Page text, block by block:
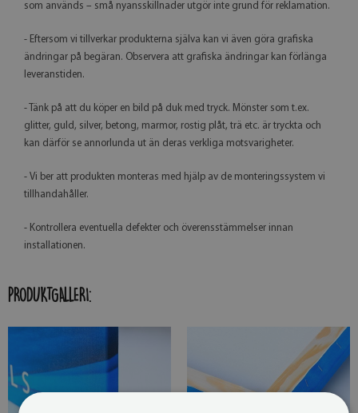
som används – små nyansskillnader utgör inte grund för reklamation.
- Eftersom vi tillverkar produkterna själva kan vi även göra grafiska
ändringar på begäran. Observera att grafiska ändringar kan förlänga
leveranstiden.
- Tänk på att du köper en bild på duk med tryck. Mönster som t.ex.
glitter, guld, silver, betong, marmor, rostig plåt, trä etc. är tryckta och
kan därför se annorlunda ut än deras verkliga motsvarigheter.
- Vi ber att produkten monteras med hjälp av de monteringssystem vi
tillhandahåller.
- Kontrollera eventuella defekter och överensstämmelser innan
installationen.
PRODUKTGALLERI: